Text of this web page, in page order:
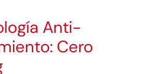
Anti-
Cero